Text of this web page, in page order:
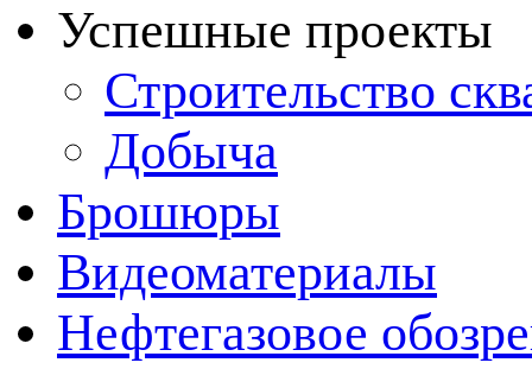
Успешные проекты
Строительство
Добыча
Брошюры
Видеоматериалы
Нефтегазовое